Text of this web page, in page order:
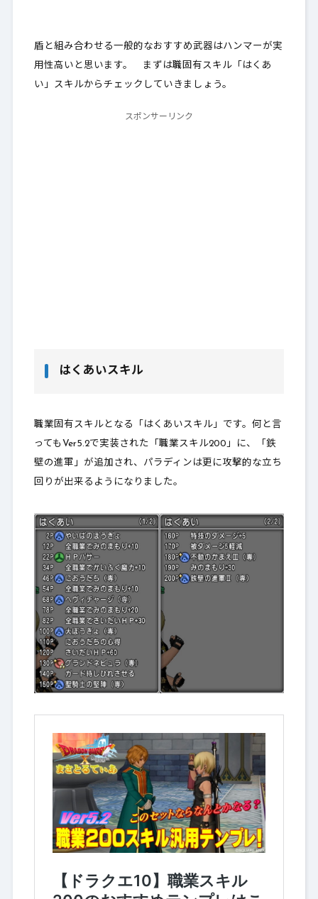
盾と組み合わせる一般的なおすすめ武器はハンマーが実
用性高い と思います。 まずは職固有スキル「はくあ
い」スキルからチェックしていきましょう。
スポンサーリンク
はくあいスキル
職業固有スキルとなる「はくあいスキル」です。何と言
ってもVer5.2で実装された「職業スキル200」に、「 鉄
壁の進軍 」が追加され、パラディンは更に攻撃的な立ち
回りが出来るようになりました。